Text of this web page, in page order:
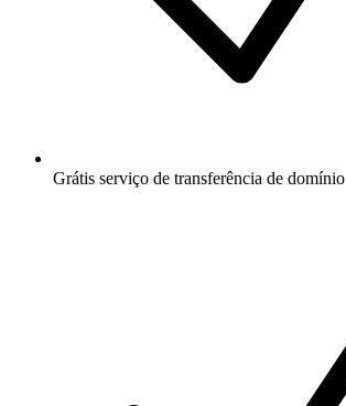
Grátis serviço de transferência de domínio